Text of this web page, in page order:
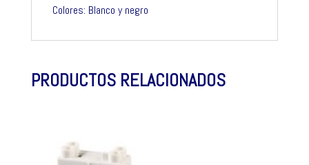
Colores: Blanco y negro
PRODUCTOS RELACIONADOS